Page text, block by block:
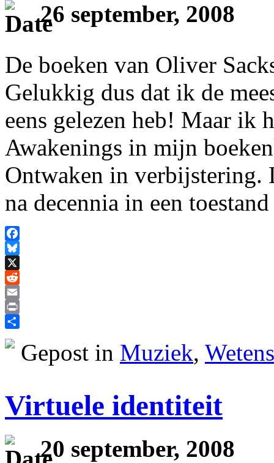
26 september, 2008
De boeken van Oliver
Gelukkig dus dat ik de
eens gelezen heb! Maar ik
Awakenings in mijn
Ontwaken in verbijstering.
na decennia in een
Facebook
Bluesky
X
Reddit
Email
Print
Gepost in Muziek,
Virtuele identiteit
20 september, 2008